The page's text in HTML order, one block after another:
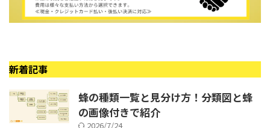
新着記事
蜂の種類一覧と見分け方！分類図と蜂
の画像付きで紹介
2026/7/24